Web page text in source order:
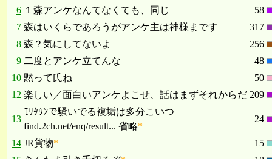
6 １森アンケなんてなくても、同じ
58
7 森はいくらであろうがアンケ主は神様まです
317
8 森？気にしてないよ
256
9 二度とアンケ立てんな
48
10 黙って氏ね
50
12 楽しい／面白いアンケよこせ、話はまずそれからだ 209
13
ﾓﾘﾀｳﾝで騒いでる複垢は多分こいつ
find.2ch.net/enq/result... 省略*
24
14 JR貨物*
15